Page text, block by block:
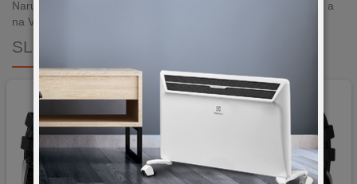
Narudžbe zaprimljene radnim danima do 13h šaljemo isti dan, a
na Vašoj adresi paket je već za 24–48h.
SLIČNI PROIZVODI